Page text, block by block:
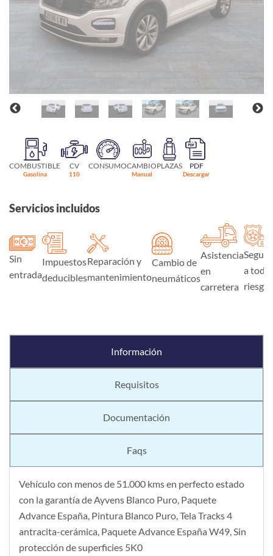
COMBUSTIBLE
Gasolina
CV
110
CONSUMOCAMBIO
Manual
PLAZAS PDF
Descargar
Servicios incluidos
Sin
entrada
Impuestos
deducibles
Reparación y
mantenimiento
Cambio de
neumáticos
Asistencia
en
carretera
Seguro
a todo
riesgo
Información
Requisitos
Documentación
Faqs
Vehículo con menos de 51.000 kms en perfecto estado
con la garantía de Ayvens Blanco Puro, Paquete
Advance España, Pintura Blanco Puro, Tela Tracks 4
antracita-cerámica, Paquete Advance España W49, Sin
protección de superficies 5K0